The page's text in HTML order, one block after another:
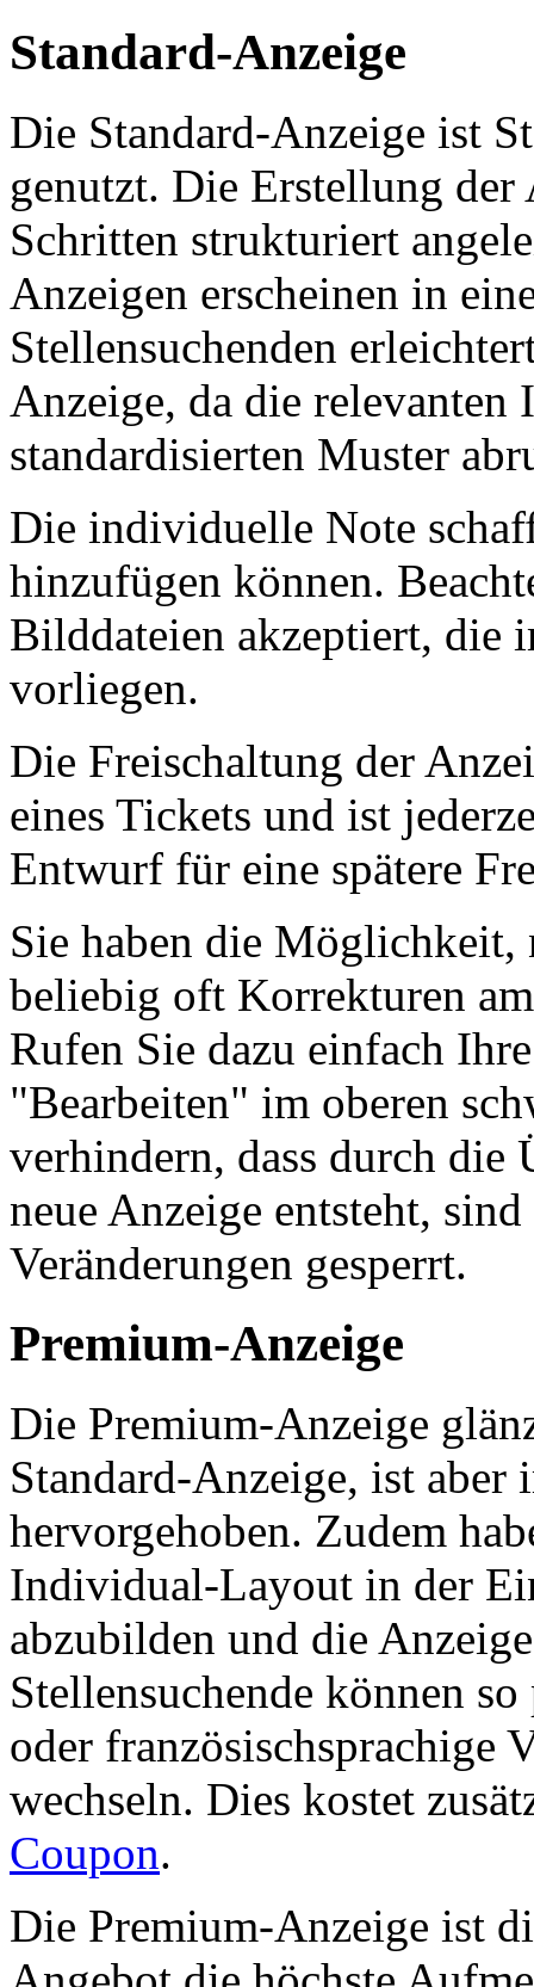
Standard-Anzeige
Die Standard-Anzeige ist
genutzt. Die Erstellung
Schritten strukturiert
Anzeigen erscheinen in
Stellensuchenden
Anzeige, da die
standardisierten Muster
Die individuelle Note
hinzufügen können.
Bilddateien akzeptiert, die
vorliegen.
Die Freischaltung der
eines Tickets und ist
Entwurf für eine spätere
Sie haben die Möglichkeit,
beliebig oft Korrekturen
Rufen Sie dazu einfach
"Bearbeiten" im oberen
verhindern, dass durch die
neue Anzeige entsteht,
Veränderungen gesperrt.
Premium-Anzeige
Die Premium-Anzeige
Standard-Anzeige, ist
hervorgehoben. Zudem
Individual-Layout in der
abzubilden und die
Stellensuchende können
oder französischsprachige
wechseln. Dies kostet
Coupon.
Die Premium-Anzeige ist